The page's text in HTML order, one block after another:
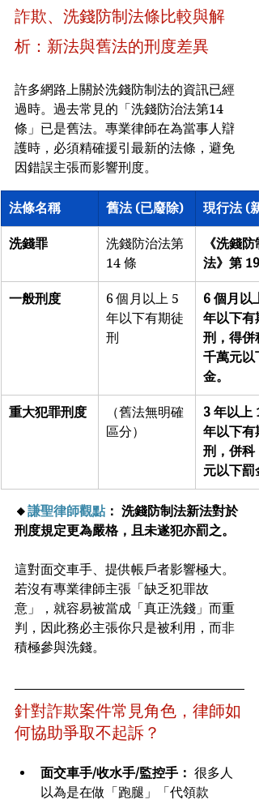
詐欺、洗錢防制法條比較與解
析：新法與舊法的刑度差異
許多網路上關於洗錢防制法的資訊已經
過時。過去常見的「洗錢防治法第14
條」已是舊法。專業律師在為當事人辯
護時，必須精確援引最新的法條，避免
因錯誤主張而影響刑度。
法條名稱 舊法 (已廢除) 現行法 (
洗錢罪
洗錢防治法第
14 條
《洗錢防
法》第 19
一般刑度
6 個月以上 5
年以下有期徒
刑
6 個月以
年以下有
刑，得併
千萬元以
金。
重大犯罪刑度
（舊法無明確
區分）
3 年以上
年以下有
刑，併科
元以下罰
🔸謙聖律師觀點 ： 洗錢防制法新法對於
刑度規定更為嚴格，且未遂犯亦罰之。
這對面交車手、提供帳戶者影響極大。
若沒有專業律師主張「缺乏犯罪故
意」，就容易被當成「真正洗錢」而重
判，因此務必主張你只是被利用，而非
積極參與洗錢。
針對詐欺案件常見角色，律師如
何協助爭取不起訴？
面交車手/收水手/監控手： 很多人
以為是在做「跑腿」「代領款